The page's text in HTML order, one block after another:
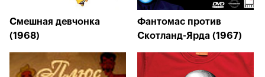
Смешная девчонка
(1968)
Фантомас против
Скотланд-Ярда (1967)